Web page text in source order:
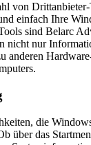
von
einfach Ihre
sind Belarc
nicht nur
anderen
die
über das